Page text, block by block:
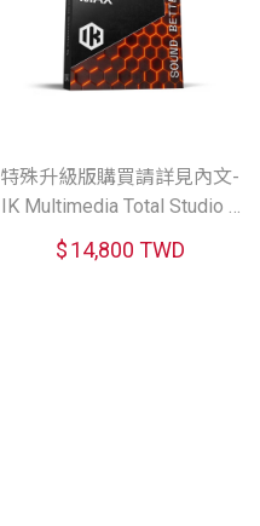
特殊升級版購買請詳見內文-
IK Multimedia Total Studio 4
MAX Upgrade 虛擬音色軟體
$14,800 TWD